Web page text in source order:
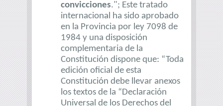
convicciones."; Este tratado
internacional ha sido aprobado
en la Provincia por ley 7098 de
1984 y una disposición
complementaria de la
Constitución dispone que: “Toda
edición oficial de esta
Constitución debe llevar anexos
los textos de la “Declaración
Universal de los Derechos del